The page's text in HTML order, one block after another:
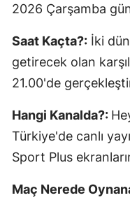
2026 Çarşamba
Saat Kaçta?: İki
getirecek olan
21.00'de
Hangi Kanalda?:
Türkiye'de canlı
Sport Plus
Maç Nerede